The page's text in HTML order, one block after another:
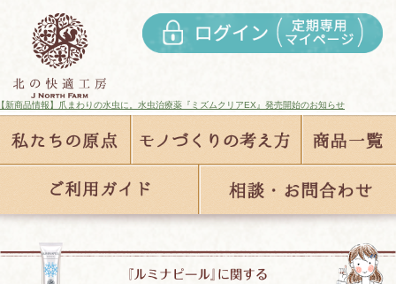
報】爪まわりの水虫に。水虫治療薬『ミズムクリアEX』発売開始のお知らせ